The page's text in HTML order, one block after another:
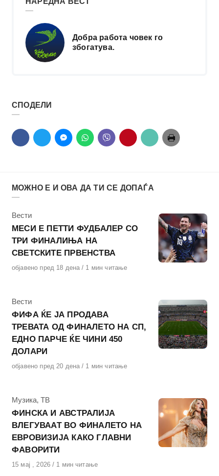
Добра работа човек го
збогатува.
СПОДЕЛИ
МОЖНО Е И ОВА ДА ТИ СЕ ДОПАЃА
КАтегорија
Вести
МЕСИ Е ПЕТТИ ФУДБАЛЕР СО
ТРИ ФИНАЛИЊА НА
СВЕТСКИТЕ ПРВЕНСТВА
Објавено
објавено пред 18 дена 1 мин читање
КАтегорија
Вести
ФИФА ЌЕ ЈА ПРОДАВА
ТРЕВАТА ОД ФИНАЛЕТО НА СП,
ЕДНО ПАРЧЕ ЌЕ ЧИНИ 450
ДОЛАРИ
Објавено
објавено пред 20 дена 1 мин читање
КАтегорија
Музика, ТВ
ФИНСКА И АВСТРАЛИЈА
ВЛЕГУВААТ ВО ФИНАЛЕТО НА
ЕВРОВИЗИЈА КАКО ГЛАВНИ
ФАВОРИТИ
Објавено
15 мај , 2026 1 мин читање